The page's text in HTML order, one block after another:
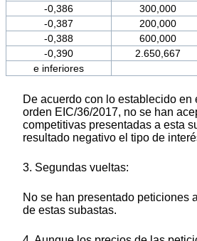
-0,386
300,000
-0,387
200,000
-0,388
600,000
-0,390
2.650,667
e inferiores
De acuerdo con lo establecido en
orden EIC/36/2017, no se han
competitivas presentadas a esta
resultado negativo el tipo de
3. Segundas vueltas:
No se han presentado peticiones
de estas subastas.